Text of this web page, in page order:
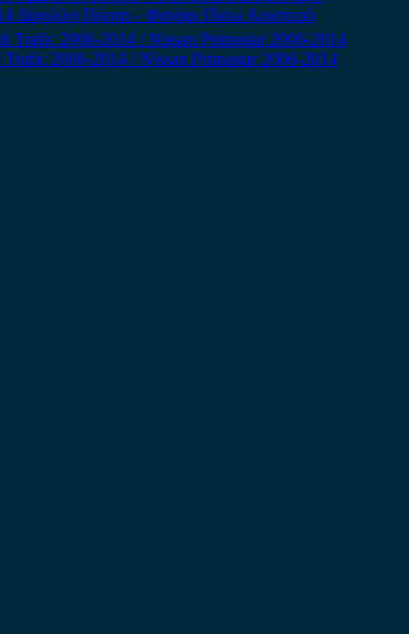
Δίφυλλη Πόρτα – Φανάρι Πίσω Αριστερό
2006-2014 / Nissan Primastar 2006-2014